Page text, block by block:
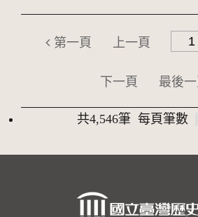
第一頁 上一頁
下一頁 最後一
共4,546筆 每頁筆數